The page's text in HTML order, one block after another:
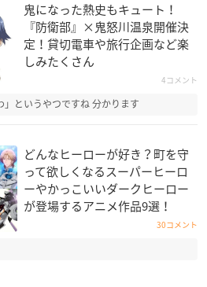
鬼になった熱史もキュート！
『防衛部』×鬼怒川温泉開催決
定！貸切電車や旅行企画など楽
しみたくさん
4コメント
」というやつですね 分かります
どんなヒーローが好き？町を守
って欲しくなるスーパーヒーロ
ーやかっこいいダークヒーロー
が登場するアニメ作品9選！
30コメント